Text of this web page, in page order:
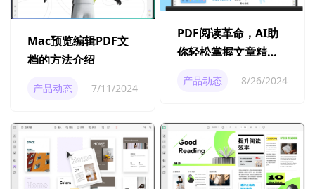
Mac预览编辑PDF文
档的方法介绍
产品动态 7/11/2024
PDF阅读革命，AI助
你轻松掌握文章精
产品动态 8/26/2024